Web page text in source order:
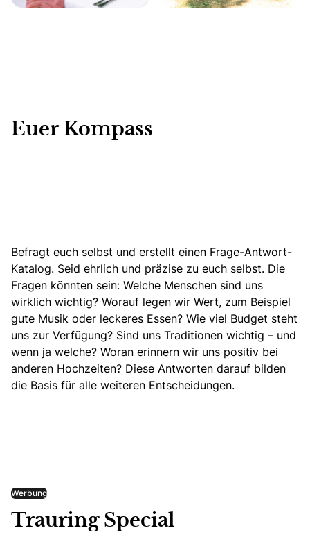
Euer Kompass
Befragt euch selbst und erstellt einen Frage-Antwort-
Katalog. Seid ehrlich und präzise zu euch selbst. Die
Fragen könnten sein: Welche Menschen sind uns
wirklich wichtig? Worauf legen wir Wert, zum Beispiel
gute Musik oder leckeres Essen? Wie viel Budget steht
uns zur Verfügung? Sind uns Traditionen wichtig – und
wenn ja welche? Woran erinnern wir uns positiv bei
anderen Hochzeiten? Diese Antworten darauf bilden
die Basis für alle weiteren Entscheidungen.
Werbung
Trauring Special